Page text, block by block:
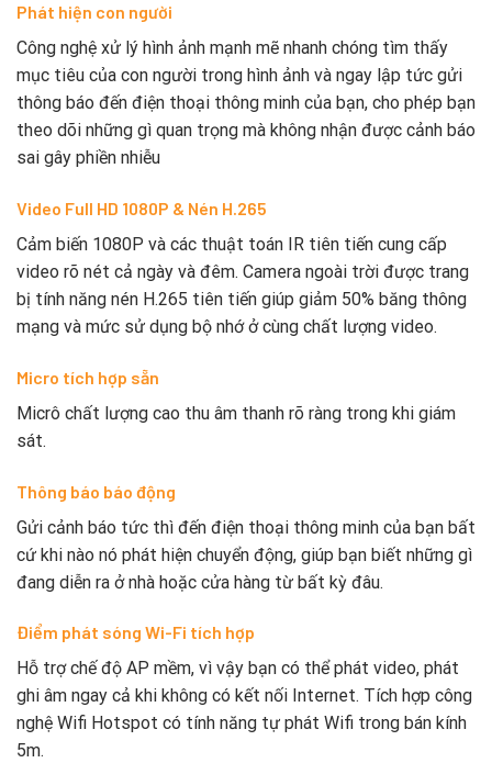
Phát hiện con người
Công nghệ xử lý hình ảnh mạnh mẽ nhanh chóng tìm thấy
mục tiêu của con người trong hình ảnh và ngay lập tức gửi
thông báo đến điện thoại thông minh của bạn, cho phép bạn
theo dõi những gì quan trọng mà không nhận được cảnh báo
sai gây phiền nhiễu
Video Full HD 1080P & Nén H.265
Cảm biến 1080P và các thuật toán IR tiên tiến cung cấp
video rõ nét cả ngày và đêm. Camera ngoài trời được trang
bị tính năng nén H.265 tiên tiến giúp giảm 50% băng thông
mạng và mức sử dụng bộ nhớ ở cùng chất lượng video.
Micro tích hợp sẵn
Micrô chất lượng cao thu âm thanh rõ ràng trong khi giám
sát.
Thông báo báo động
Gửi cảnh báo tức thì đến điện thoại thông minh của bạn bất
cứ khi nào nó phát hiện chuyển động, giúp bạn biết những gì
đang diễn ra ở nhà hoặc cửa hàng từ bất kỳ đâu.
Điểm phát sóng Wi-Fi tích hợp
Hỗ trợ chế độ AP mềm, vì vậy bạn có thể phát video, phát
ghi âm ngay cả khi không có kết nối Internet. Tích hợp công
nghệ Wifi Hotspot có tính năng tự phát Wifi trong bán kính
5m.